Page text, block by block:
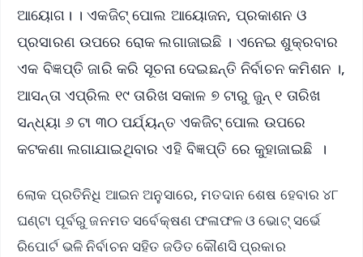
ଆୟୋଗ। । ଏକଜିଟ୍ ପୋଲ ଆୟୋଜନ, ପ୍ରକାଶନ ଓ
ପ୍ରସାରଣ ଉପରେ ରୋକ ଲଗାଜାଇଛି । ଏନେଇ ଶୁକ୍ରବାର
ଏକ ବିଜ୍ଞପ୍ତି ଜାରି କରି ସୂଚନା ଦେଇଛନ୍ତି ନିର୍ବାଚନ କମିଶନ ।,
ଆସନ୍ତା ଏପ୍ରିଲ ୧୯ ତାରିଖ ସକାଳ ୭ ଟାରୁ ଜୁନ୍ ୧ ତାରିଖ
ସନ୍ଧ୍ୟା ୬ ଟା ୩୦ ପର୍ଯ୍ୟନ୍ତ ଏକଜିଟ୍ ପୋଲ ଉପରେ
କଟକଣା ଲଗାଯାଇଥିବାର ଏହି ବିଜ୍ଞପ୍ତି ରେ କୁହାଜାଇଛି ।
ଲୋକ ପ୍ରତିନିଧି ଆଇନ ଅନୁସାରେ, ମତଦାନ ଶେଷ ହେବାର ୪୮
ଘଣ୍ଟା ପୂର୍ବରୁ ଜନମତ ସର୍ବେକ୍ଷଣ ଫଳାଫଳ ଓ ଭୋଟ୍ ସର୍ଭେ
ରିପୋର୍ଟ ଭଳି ନିର୍ବାଚନ ସହିତ ଜଡିତ କୌଣସି ପ୍ରକାର